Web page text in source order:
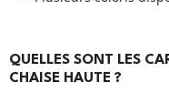
QUELLES SONT LES
CHAISE HAUTE ?